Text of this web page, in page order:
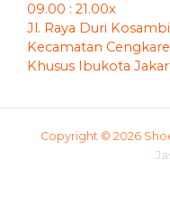
09.00 : 21.00x
Jl. Raya Duri
Kecamatan
Khusus Ibukota
Copyright © 2026